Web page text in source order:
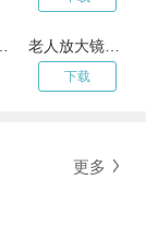
下载
更多